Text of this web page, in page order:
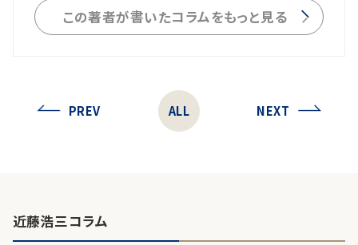
この著者が書いたコラムをもっと見る
PREV ALL NEXT
近藤浩三コラム